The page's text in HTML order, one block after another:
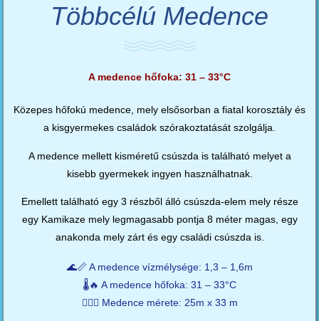
Többcélú Medence
A medence hőfoka: 31 – 33°C
Közepes hőfokú medence, mely elsősorban a fiatal korosztály és
a kisgyermekes családok szórakoztatását szolgálja.
A medence mellett kisméretű csúszda is található melyet a
kisebb gyermekek ingyen használhatnak.
Emellett található egy 3 részből álló csúszda-elem mely része
egy Kamikaze mely legmagasabb pontja 8 méter magas, egy
anakonda mely zárt és egy családi csúszda is.
🌊📏 A medence vízmélysége: 1,3 – 1,6m
🌡️🔥 A medence hőfoka: 31 – 33°C
🏊‍♂️🥒 Medence mérete: 25m x 33 m